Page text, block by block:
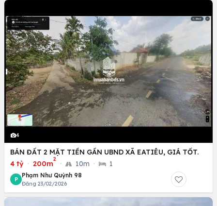
4
BÁN ĐẤT 2 MẶT TIỀN GẦN UBND XÃ EATIÊU, GIÁ TỐT.
4 tỷ · 200m
2
· 10m · 1
P
Phạm Như Quỳnh 98
Đăng 23/02/2026